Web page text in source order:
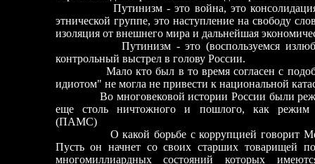
Путинизм - это война, это консолидация
этнической группе, это наступление на свободу
изоляция от внешнего мира и дальнейшая
Путинизм - это (воспользуемся
контрольный выстрел в голову России.
Мало кто был в то время согласен с
идиотом" не могла не привести к национальной
Во многовековой истории России были
еще столь ничтожного и пошлого, как режим
(ПАМС)
О какой борьбе с коррупцией говорит
Пусть он начнет со своих старших товарищей
многомиллиардных состояний которых